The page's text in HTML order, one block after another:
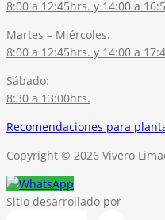
8:00 a 12:45hrs. y 14:00 a
Martes – Miércoles:
8:00 a 12:45hrs. y 14:00 a
Sábado:
8:30 a 13:00hrs.
Recomendaciones para
Copyright © 2026 Vivero
Sitio desarrollado por